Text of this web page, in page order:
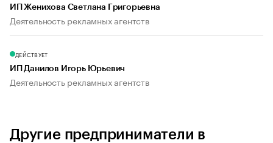
ИП Женихова Светлана Григорьевна
Деятельность рекламных агентств
ДЕЙСТВУЕТ
ИП Данилов Игорь Юрьевич
Деятельность рекламных агентств
Другие предприниматели в